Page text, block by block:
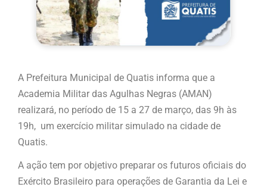
A Prefeitura Municipal de Quatis informa que a
Academia Militar das Agulhas Negras (AMAN)
realizará, no período de 15 a 27 de março, das 9h às
19h, um exercício militar simulado na cidade de
Quatis.
A ação tem por objetivo preparar os futuros oficiais do
Exército Brasileiro para operações de Garantia da Lei e